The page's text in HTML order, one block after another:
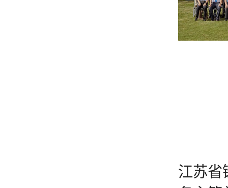
江苏省